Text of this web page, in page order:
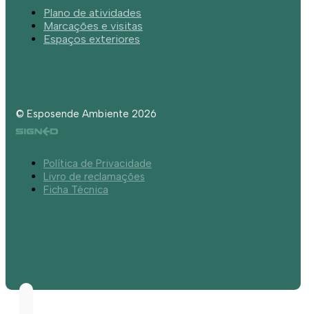
Plano de atividades
Marcações e visitas
Espaços exteriores
© Esposende Ambiente 2026
Política de Privacidade
Livro de reclamações
Ficha Técnica